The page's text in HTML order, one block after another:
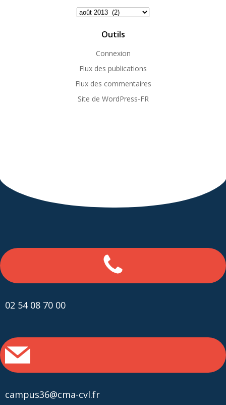
Archives
Outils
Connexion
Flux des publications
Flux des commentaires
Site de WordPress-FR
02 54 08 70 00
campus36@cma-cvl.fr